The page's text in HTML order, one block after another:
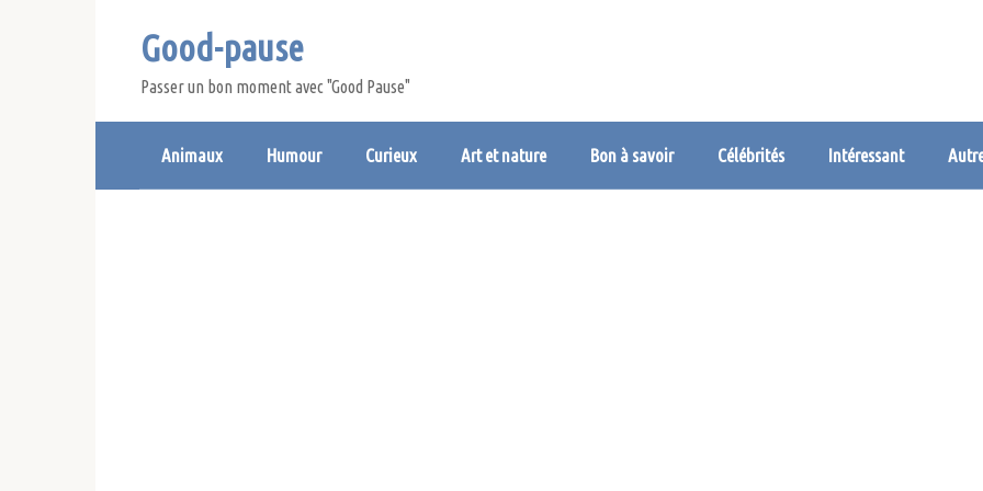
Good-pause
Passer un bon moment avec "Good Pause"
Animaux Humour Curieux Art et nature Bon à savoir Célébrités Intéressant